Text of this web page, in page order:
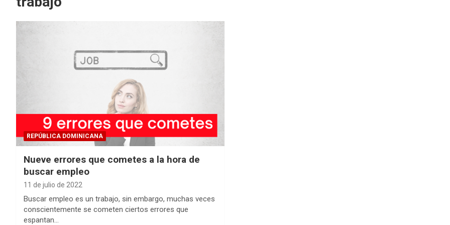
REPÚBLICA DOMINICANA
Nueve errores que cometes a la hora de
buscar empleo
11 de julio de 2022
Buscar empleo es un trabajo, sin embargo, muchas veces
conscientemente se cometen ciertos errores que
espantan…